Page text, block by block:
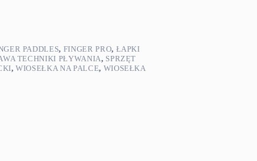
PADDLES, FINGER PRO, ŁAPKI
TECHNIKI PŁYWANIA, SPRZĘT
,WIOSEŁKA NA PALCE, WIOSEŁKA